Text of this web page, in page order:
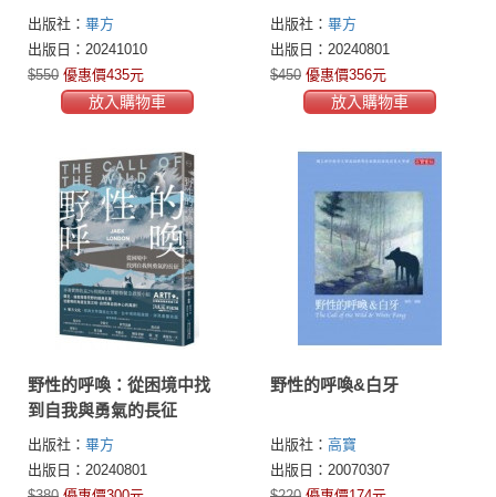
年全新編譯版】
出版社： 畢方
出版日：20241010
$550 優惠價435元
放入購物車
出版社： 畢方
出版日：20240801
$450 優惠價356元
放入購物車
野性的呼喚：從困境中找
到自我與勇氣的長征
出版社： 畢方
出版日：20240801
野性的呼喚&白牙
出版社： 高寶
出版日：20070307